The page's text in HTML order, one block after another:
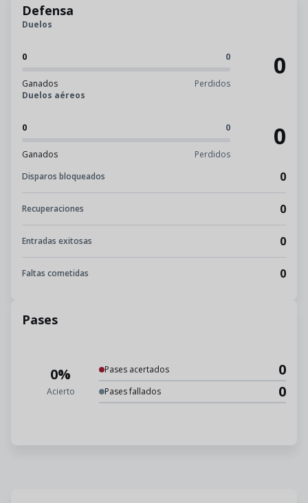
Defensa
Duelos
0 0
Ganados Perdidos
0
Duelos aéreos
0 0
Ganados Perdidos
0
Disparos bloqueados 0
Recuperaciones 0
Entradas exitosas 0
Faltas cometidas 0
Pases
0%
Acierto
Pases acertados 0
Pases fallados 0